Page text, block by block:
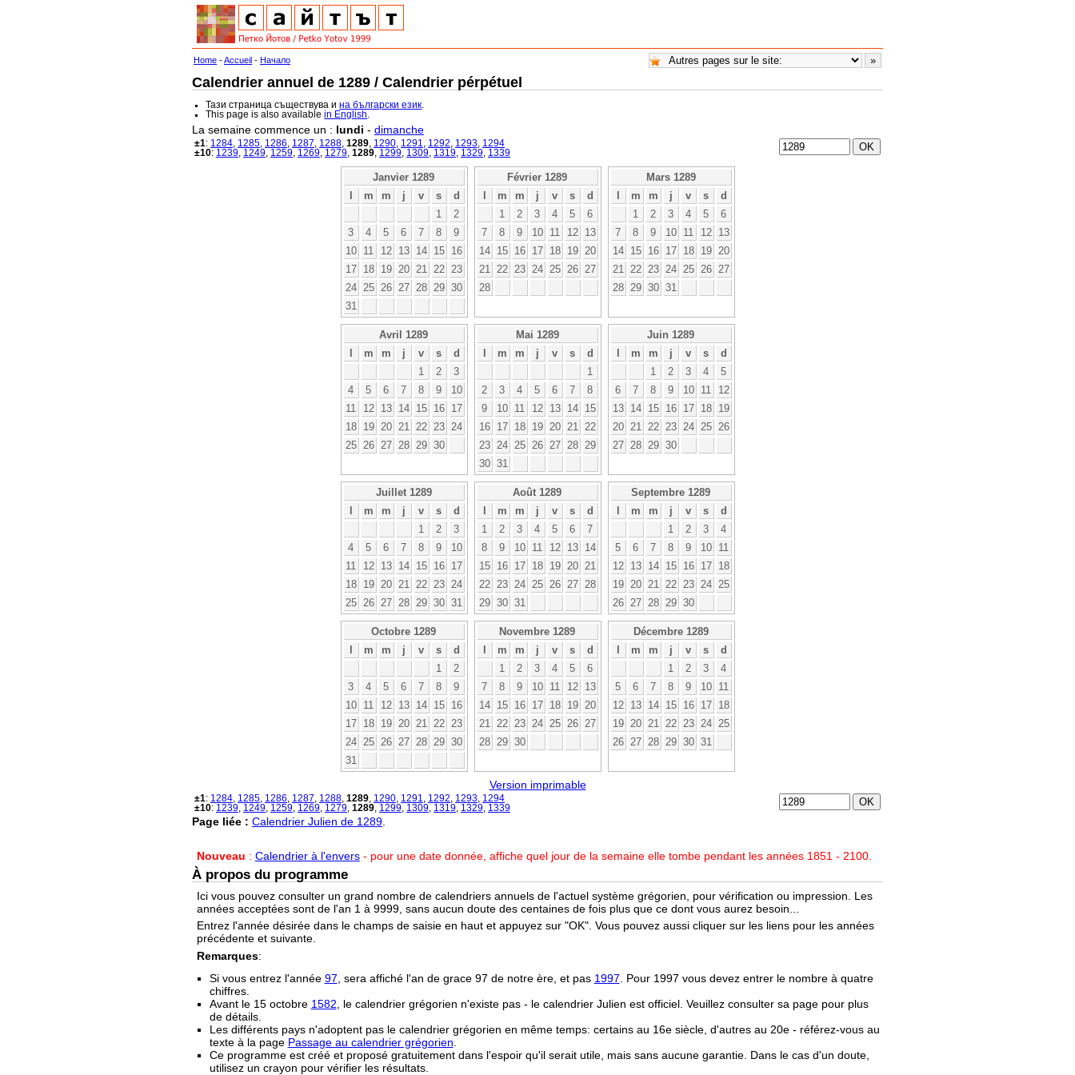
Home -Accueil - Начало
Calendrier annuel de 1289 / Calendrier pérpétuel
Тази страница съществува ина български език
This page is also availablein English
La semaine commence un : lundi - dimanche
±1: 1284 1285 1286 1287 1288 1289 1290 1291 1292 1293 1294
±10: 1239 1249 1259 1269 1279 1289 1299 1309 1319 1329 1339
Janvier 1289
l
m m j v s
d
1
2
3
4 5 6 7 8
9
10
11 12 13 14 15
16
17
18 19 20 21 22
23
24
25 26 27 28 29 30
31
Février 1289
l
m m j v s
d
1
2 3 4 5
6
7
8 9 10 11 12
13
14
15 16 17 18 19
20
21
22 23 24 25 26
27
28
Mars 1289
l
m m j v s
d
1
2 3 4 5
6
7
8 9 10 11 12
13
14
15 16 17 18 19
20
21
22 23 24 25 26
27
28
29 30 31
Avril 1289
l
m m j v s
d
1
2
3
4
5 6 7 8 9
10
11
12 13 14 15 16
17
18
19 20 21 22 23
24
25
26 27 28 29 30
Mai 1289
l
m m j v s
d
1
2
3 4 5 6 7
8
9
10 11 12 13 14
15
16
17 18 19 20 21
22
23
24 25 26 27 28
29
30 31
Juin 1289
l
m m j v s
d
1
2 3 4
5
6
7 8 9 10 11
12
13
14 15 16 17 18
19
20
21 22 23 24 25
26
27
28 29 30
Juillet 1289
l
m m j v s
d
1
2
3
4
5 6 7 8 9
10
11
12 13 14 15 16
17
18
19 20 21 22 23
24
25
26 27 28 29 30 31
Août 1289
l
m m j v s
d
1
2 3 4 5 6
7
8
9 10 11 12 13
14
15
16 17 18 19 20
21
22
23 24 25 26 27
28
29 30 31
Septembre 1289
l
m m j v s
d
1
2 3
4
5
6 7 8 9 10
11
12
13 14 15 16 17
18
19
20 21 22 23 24
25
26
27 28 29 30
Octobre 1289
l
m m j v s
d
1
2
3
4 5 6 7 8
9
10
11 12 13 14 15
16
17
18 19 20 21 22
23
24
25 26 27 28 29 30
31
Novembre 1289
l
m m j v s
d
1
2 3 4 5
6
7
8 9 10 11 12
13
14
15 16 17 18 19
20
21
22 23 24 25 26
27
28
29 30
Décembre 1289
l
m m j v s
d
1
2 3
4
5
6 7 8 9 10
11
12
13 14 15 16 17
18
19
20 21 22 23 24
25
26
27 28 29 30 31
Version imprimable
±1: 1284 1285 1286 1287 1288 1289 1290 1291 1292 1293 1294
±10: 1239 1249 1259 1269 1279 1289 1299 1309 1319 1329 1339
Page liée : Calendrier Julien de 1289
Nouveau : Calendrier à l'envers- pour une date donnée, affiche quel jour de la semaine elle tombe pendant les années 1851 - 2100.
À propos du programme
Ici vous pouvez consulter un grand nombre de calendriers annuels de l'actuel système grégorien, pour vérification ou impression. Les
années acceptées sont de l'an 1 à 9999, sans aucun doute des centaines de fois plus que ce dont vous aurez besoin...
Entrez l'année désirée dans le champs de saisie en haut et appuyez sur "OK". Vous pouvez aussi cliquer sur les liens pour les années
précédente et suivante.
Remarques:
Si vous entrez l'année 97 , sera affiché l'an de grace 97 de notre ère, et pas 1997 . Pour 1997 vous devez entrer le nombre à quatre
chiffres.
Avant le 15 octobre 1582 , le calendrier grégorien n'existe pas - le calendrier Julien est officiel. Veuillez consulter sa page pour plus
de détails.
Les différents pays n'adoptent pas le calendrier grégorien en même temps: certains au 16e siècle, d'autres au 20e - référez-vous au
texte à la page Passage au calendrier grégorien
Ce programme est créé et proposé gratuitement dans l'espoir qu'il serait utile, mais sans aucune garantie. Dans le cas d'un doute,
utilisez un crayon pour vérifier les résultats.